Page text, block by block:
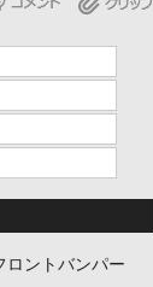
ロントバンパー